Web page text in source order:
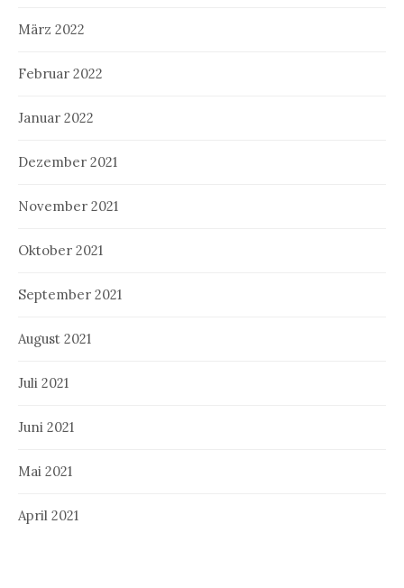
März 2022
Februar 2022
Januar 2022
Dezember 2021
November 2021
Oktober 2021
September 2021
August 2021
Juli 2021
Juni 2021
Mai 2021
April 2021